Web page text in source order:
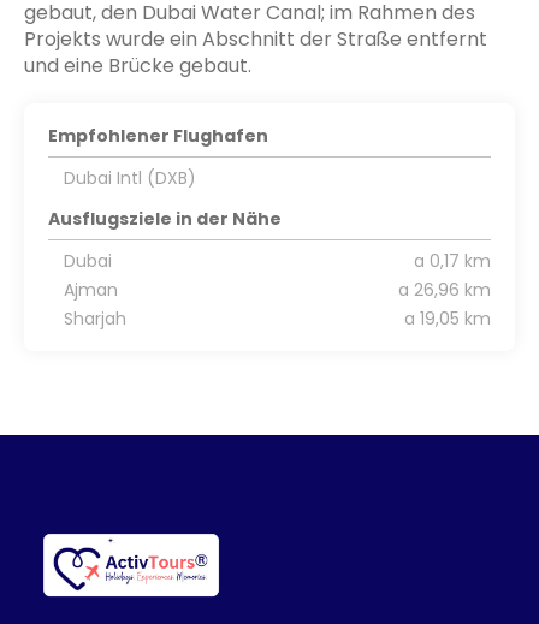
gebaut, den Dubai Water Canal; im Rahmen des
Projekts wurde ein Abschnitt der Straße entfernt
und eine Brücke gebaut.
Empfohlener Flughafen
Dubai Intl (DXB)
Ausflugsziele in der Nähe
Dubai
a 0,17 km
Ajman
a 26,96 km
Sharjah
a 19,05 km